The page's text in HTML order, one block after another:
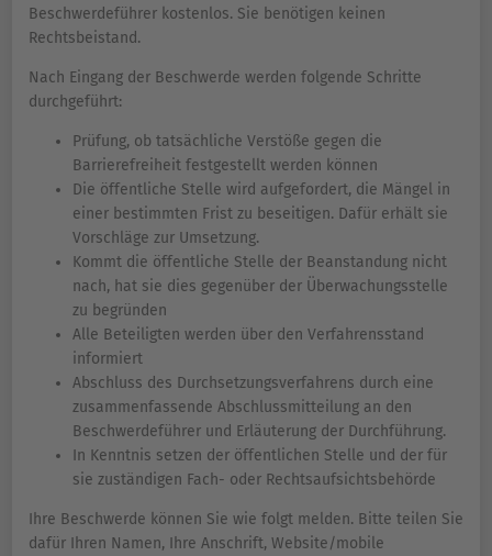
Beschwerdeführer kostenlos. Sie benötigen keinen
Rechtsbeistand.
Nach Eingang der Beschwerde werden folgende Schritte
durchgeführt:
Prüfung, ob tatsächliche Verstöße gegen die
Barrierefreiheit festgestellt werden können
Die öffentliche Stelle wird aufgefordert, die Mängel in
einer bestimmten Frist zu beseitigen. Dafür erhält sie
Vorschläge zur Umsetzung.
Kommt die öffentliche Stelle der Beanstandung nicht
nach, hat sie dies gegenüber der Überwachungsstelle
zu begründen
Alle Beteiligten werden über den Verfahrensstand
informiert
Abschluss des Durchsetzungsverfahrens durch eine
zusammenfassende Abschlussmitteilung an den
Beschwerdeführer und Erläuterung der Durchführung.
In Kenntnis setzen der öffentlichen Stelle und der für
sie zuständigen Fach- oder Rechtsaufsichtsbehörde
Ihre Beschwerde können Sie wie folgt melden. Bitte teilen Sie
dafür Ihren Namen, Ihre Anschrift, Website/mobile